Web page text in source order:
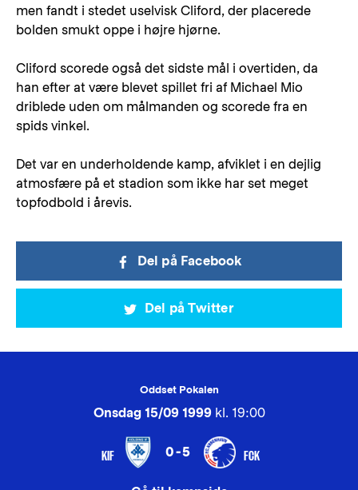
men fandt i stedet uselvisk Cliford, der placerede
bolden smukt oppe i højre hjørne.
Cliford scorede også det sidste mål i overtiden, da
han efter at være blevet spillet fri af Michael Mio
driblede uden om målmanden og scorede fra en
spids vinkel.
Det var en underholdende kamp, afviklet i en dejlig
atmosfære på et stadion som ikke har set meget
topfodbold i årevis.
Del på Facebook
Del på Twitter
Oddset Pokalen
Onsdag 15/09 1999kl. 19:00
KIF 0-5 FCK